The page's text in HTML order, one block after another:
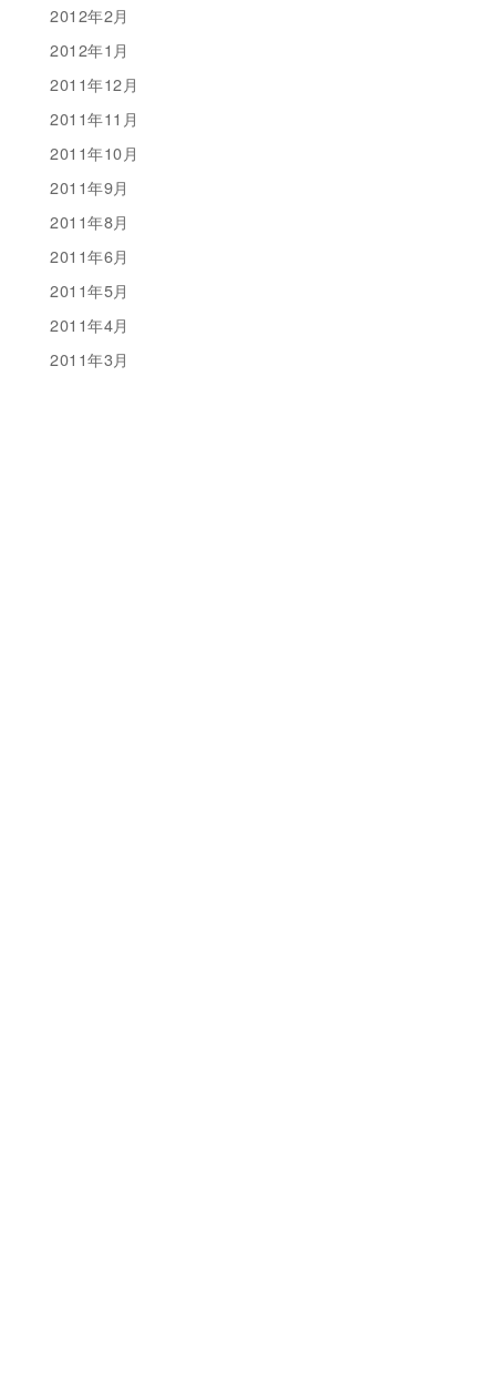
2012年2月
2012年1月
2011年12月
2011年11月
2011年10月
2011年9月
2011年8月
2011年6月
2011年5月
2011年4月
2011年3月